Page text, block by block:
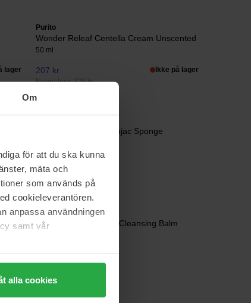
Om
för att du ska kunna
mäta och
som används på
cookieleverantören.
anpassa användningen
samt vår
alla cookies
lager
Purito
Wonder Releaf Centella Cream Unscented
50 ml
207 kr
Normalpris 228 kr
Ikke på lager
Bamboo Charcoal Konjac Sponge
Purito
From Green Avocado Cleansing Balm